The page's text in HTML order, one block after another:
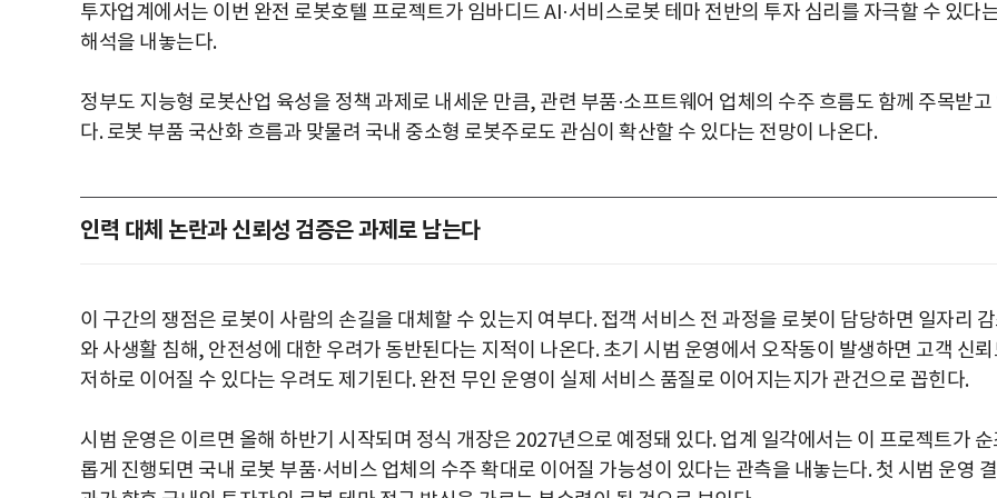
투자업계에서는 이번 완전 로봇호텔 프로젝트가 임바디드 AI·서비스로봇 테마 전반의 투자 심리를 자극할 수 있다
해석을 내놓는다.
정부도 지능형 로봇산업 육성을 정책 과제로 내세운 만큼, 관련 부품·소프트웨어 업체의 수주 흐름도 함께 주목받고
다. 로봇 부품 국산화 흐름과 맞물려 국내 중소형 로봇주로도 관심이 확산할 수 있다는 전망이 나온다.
인력 대체 논란과 신뢰성 검증은 과제로 남는다
이 구간의 쟁점은 로봇이 사람의 손길을 대체할 수 있는지 여부다. 접객 서비스 전 과정을 로봇이 담당하면 일자리
와 사생활 침해, 안전성에 대한 우려가 동반된다는 지적이 나온다. 초기 시범 운영에서 오작동이 발생하면 고객 신
저하로 이어질 수 있다는 우려도 제기된다. 완전 무인 운영이 실제 서비스 품질로 이어지는지가 관건으로 꼽힌다.
시범 운영은 이르면 올해 하반기 시작되며 정식 개장은 2027년으로 예정돼 있다. 업계 일각에서는 이 프로젝트가 순
롭게 진행되면 국내 로봇 부품·서비스 업체의 수주 확대로 이어질 가능성이 있다는 관측을 내놓는다. 첫 시범 운영 결